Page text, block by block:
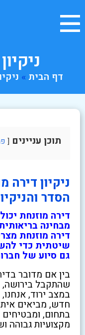
דף הבית »
תוכן עניינים
ניקיון דירה
הסדר
דירה מוזנחת
מבחינה
דירה מוזנחת
שיטתית כדי
גם סיוע של
בין אם מדובר
שהתקבל בירושה,
במצב ירוד,
חדש, מביאים
בתחום,
מקצועיות גבוהה